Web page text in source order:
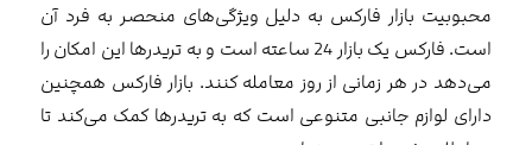
محبوبیت بازار فارکس به دلیل ویژگی‌های منحصر به فرد آن
است. فارکس یک بازار 24 ساعته است و به تریدرها این امکان را
می‌دهد در هر زمانی از روز معامله کنند. بازار فارکس همچنین
دارای لوازم جانبی متنوعی است که به تریدرها کمک می‌کند تا